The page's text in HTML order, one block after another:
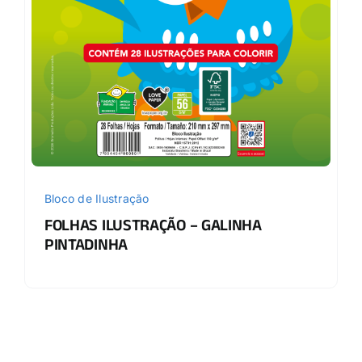
Bloco de Ilustração
FOLHAS ILUSTRAÇÃO – GALINHA
PINTADINHA